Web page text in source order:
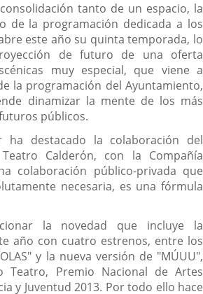
tanto de un espacio, la
de la programación dedicada a los
este año su quinta temporada, lo
de futuro de una oferta
muy especial, que viene a
la programación del Ayuntamiento,
dinamizar la mente de los más
públicos.
ha destacado la colaboración del
Calderón, con la Compañía
colaboración público-privada que
necesaria, es una fórmula
la novedad que incluye la
año con cuatro estrenos, entre los
y la nueva versión de "MÚUU",
Teatro, Premio Nacional de Artes
y Juventud 2013. Por todo ello hace